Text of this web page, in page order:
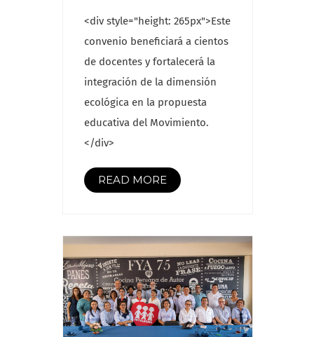
<div style="height: 265px">Este
convenio beneficiará a cientos
de docentes y fortalecerá la
integración de la dimensión
ecológica en la propuesta
educativa del Movimiento.
</div>
READ MORE